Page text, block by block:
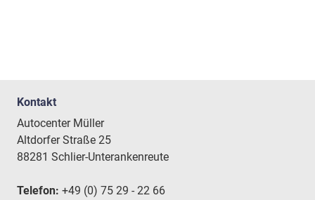
Kontakt
Autocenter Müller
Altdorfer Straße 25
88281 Schlier-Unterankenreute
Telefon: +49 (0) 75 29 - 22 66